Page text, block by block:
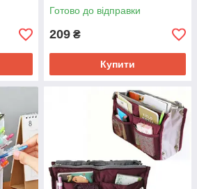
Готово до відправки
209 ₴
Купити